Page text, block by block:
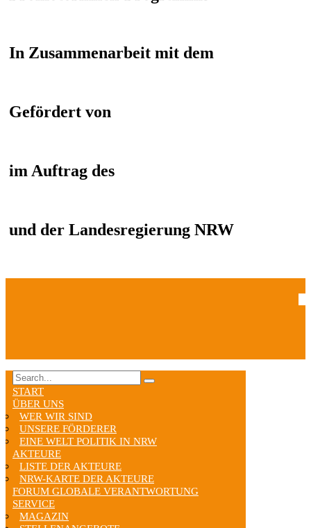
In Zusammenarbeit mit dem
Gefördert von
im Auftrag des
und der Landesregierung NRW
START
ÜBER UNS
WER WIR SIND
UNSERE FÖRDERER
EINE WELT POLITIK IN NRW
AKTEURE
LISTE DER AKTEURE
NRW-KARTE DER AKTEURE
FORUM GLOBALE VERANTWORTUNG
SERVICE
MAGAZIN